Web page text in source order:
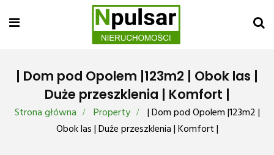
| Dom pod Opolem |123m2 | Obok las |
Duże przeszklenia | Komfort |
Strona główna Property
| Dom pod Opolem |123m2 |
Obok las | Duże przeszklenia | Komfort |